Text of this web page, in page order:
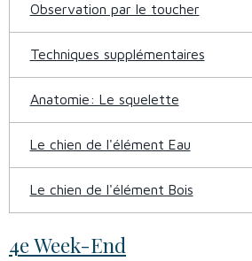
Observation par le toucher
Techniques supplémentaires
Anatomie: Le squelette
Le chien de l'élément Eau
Le chien de l'élément Bois
4e Week-End